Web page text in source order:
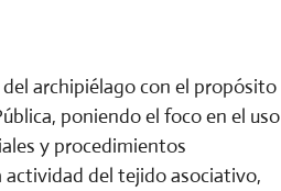
archipiélago con el propósito
poniendo el foco en el uso
y procedimientos
del tejido asociativo,